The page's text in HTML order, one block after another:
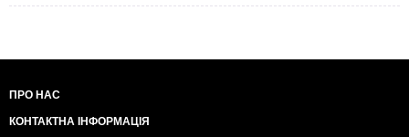
ПРО НАС
КОНТАКТНА ІНФОРМАЦІЯ